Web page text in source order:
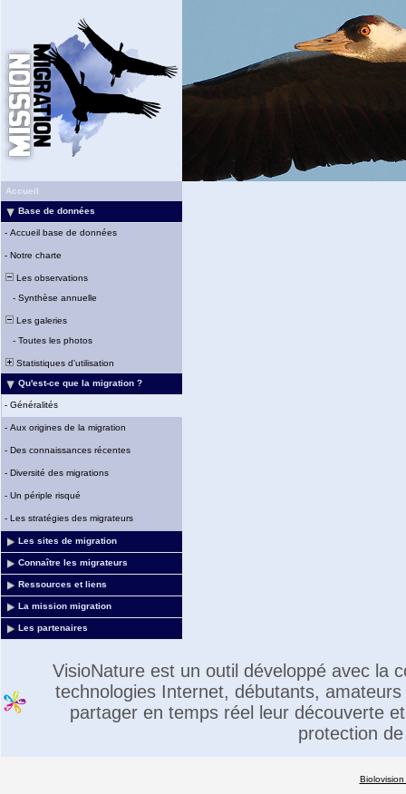
Accueil
Base de données
- Accueil base de données
- Notre charte
Les observations
- Synthèse annuelle
Les galeries
- Toutes les photos
Statistiques d'utilisation
Qu'est-ce que la migration ?
- Généralités
- Aux origines de la migration
- Des connaissances récentes
- Diversité des migrations
- Un périple risqué
- Les stratégies des migrateurs
Les sites de migration
Connaître les migrateurs
Ressources et liens
La mission migration
Les partenaires
VisioNature est un outil développé avec la
technologies Internet, débutants,
partager en temps réel leur découverte
protection
Biolovision